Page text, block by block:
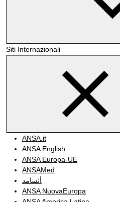
Siti Internazionali
ANSA.it
ANSA English
ANSA Europa-UE
ANSAMed
أنسامد
ANSA NuovaEuropa